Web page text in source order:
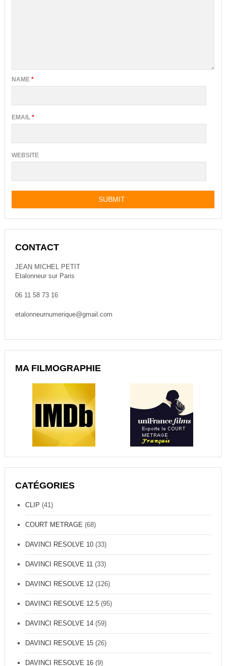
NAME *
EMAIL *
WEBSITE
CONTACT
JEAN MICHEL PETIT
Etalonneur sur Paris
06 11 58 73 16
etalonneurnumerique@gmail.com
MA FILMOGRAPHIE
CATÉGORIES
CLIP (41)
COURT METRAGE (68)
DAVINCI RESOLVE 10(33)
DAVINCI RESOLVE 11 (33)
DAVINCI RESOLVE 12(126)
DAVINCI RESOLVE 12.5(95)
DAVINCI RESOLVE 14(59)
DAVINCI RESOLVE 15(26)
DAVINCI RESOLVE 16(9)